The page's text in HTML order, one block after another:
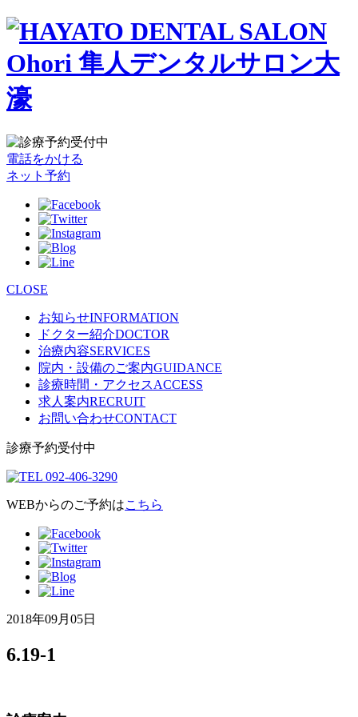
電話をかける
ネット予約
CLOSE
お知らせINFORMATION
ドクター紹介DOCTOR
治療内容SERVICES
院内・設備のご案内GUIDANCE
診療時間・アクセスACCESS
求人案内RECRUIT
お問い合わせCONTACT
診療予約受付中
WEBからのご予約はこちら
2018年09月05日
6.19-1